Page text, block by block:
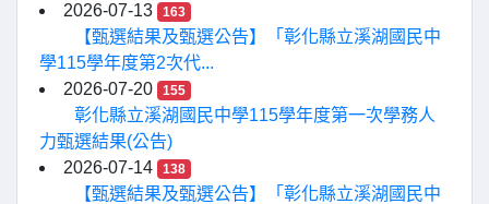
2026-07-13
163
【甄選結果及甄選公告】「彰化縣立溪湖國民中
學115學年度第2次代...
2026-07-20
155
彰化縣立溪湖國民中學115學年度第一次學務人
力甄選結果(公告)
2026-07-14
138
【甄選結果及甄選公告】「彰化縣立溪湖國民中